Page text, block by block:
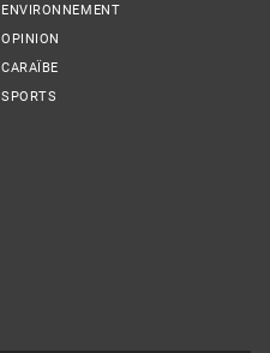
ENVIRONNEMENT
OPINION
CARAÏBE
SPORTS